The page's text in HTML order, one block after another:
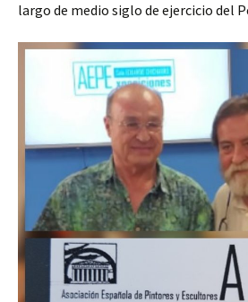
largo de medio siglo de ejercicio del